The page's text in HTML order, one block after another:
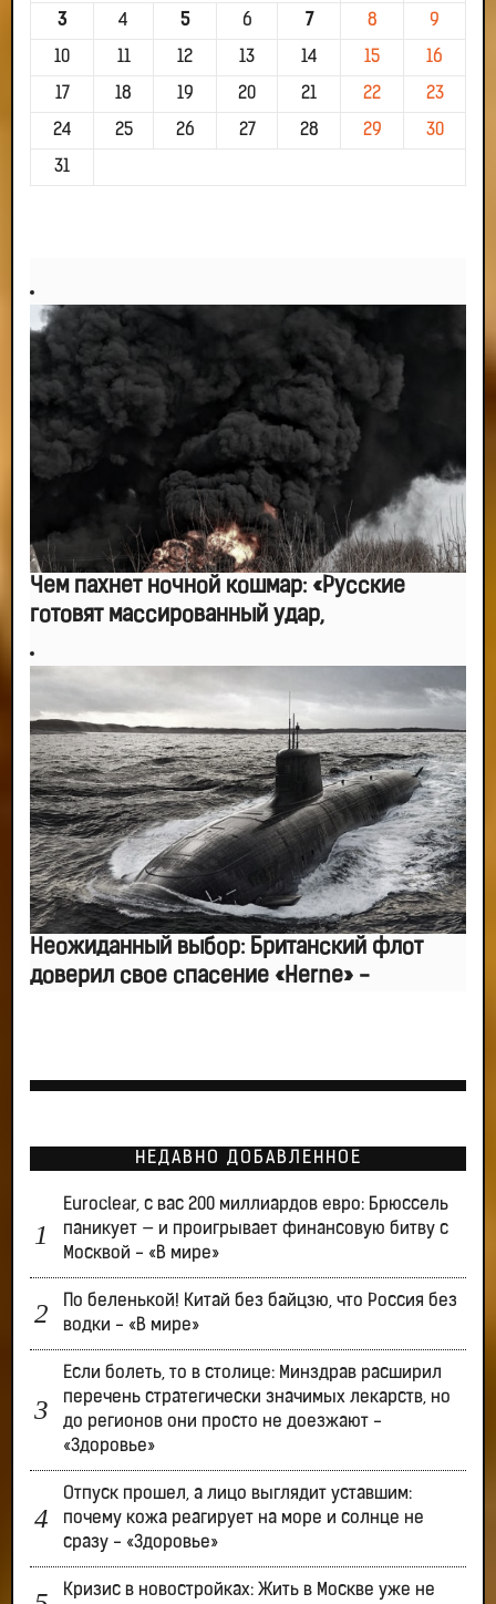
3 4 5 6 7 8 9
10 11 12 13 14 15 16
17 18 19 20 21 22 23
24 25 26 27 28 29 30
31
Чем пахнет ночной кошмар: «Русские
готовят массированный удар,
Неожиданный выбор: Британский флот
доверил свое спасение «Herne» -
НЕДАВНО ДОБАВЛЕННОЕ
Euroclear, с вас 200 миллиардов евро: Брюссель
паникует — и проигрывает финансовую битву с
Москвой - «В мире»
По беленькой! Китай без байцзю, что Россия без
водки - «В мире»
Если болеть, то в столице: Минздрав расширил
перечень стратегически значимых лекарств, но
до регионов они просто не доезжают -
«Здоровье»
Отпуск прошел, а лицо выглядит уставшим:
почему кожа реагирует на море и солнце не
сразу - «Здоровье»
Кризис в новостройках: Жить в Москве уже не